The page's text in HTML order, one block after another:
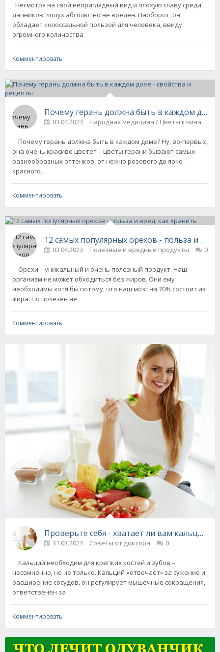
Несмотря на свой неприглядный вид и плохую славу среди
дачников, лопух абсолютно не вреден. Наоборот, он
обладает колоссальной пользой для человека, ввиду
огромного количества
Комментировать
Почему герань должна быть в каждом доме
03.04.2023 Народная медицина / Цветы комнатные
Почему герань должна быть в каждом доме? Ну, во-первых,
она очень красиво цветет – цветы герани бывают самых
разнообразных оттенков, от нежно розового до ярко-
красного.
Комментировать
12 самых популярных орехов - польза и
03.04.2023 Полезные и вредные продукты 0
Орехи – уникальный и очень полезный продукт. Наш
организм не может обходиться без жиров. Они ему
необходимы хотя бы потому, что наш мозг на 70% состоит из
жира. Но полезен не
Комментировать
Проверьте себя - хватает ли вам кальция и
31.03.2023 Советы от доктора 0
Кальций необходим для крепких костей и зубов –
несомненно, но не только. Кальций «отвечает» за сужение и
расширение сосудов, он регулирует мышечные сокращения,
ответственен за
Комментировать